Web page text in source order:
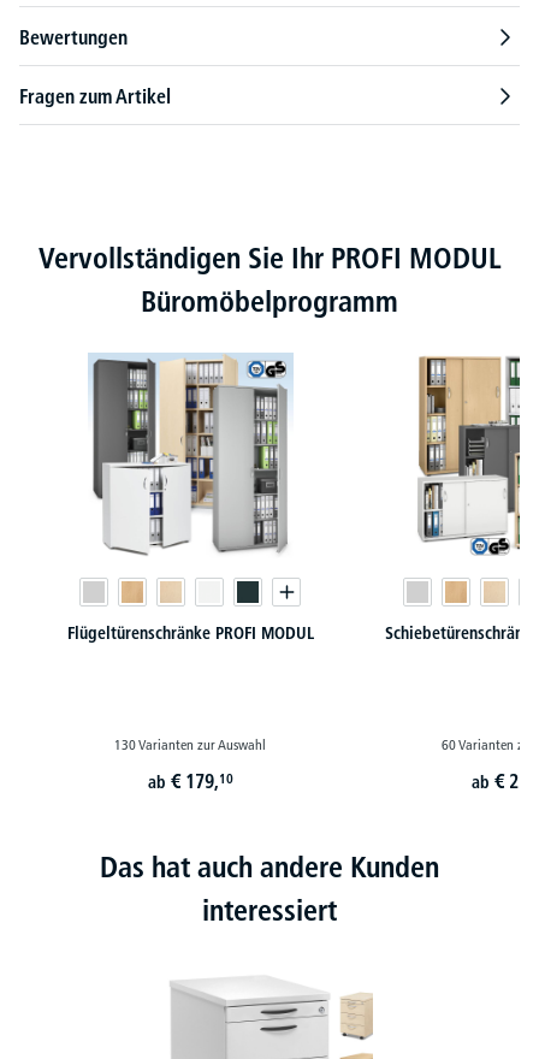
Bewertungen
Fragen zum Artikel
Produktgalerie überspringen
Vervollständigen Sie Ihr PROFI MODUL
Büromöbelprogramm
Flügeltürenschränke PROFI MODUL
130 Varianten zur Auswahl
ab € 179,10
60 Varianten zur
ab €
Das hat auch andere Kunden
interessiert